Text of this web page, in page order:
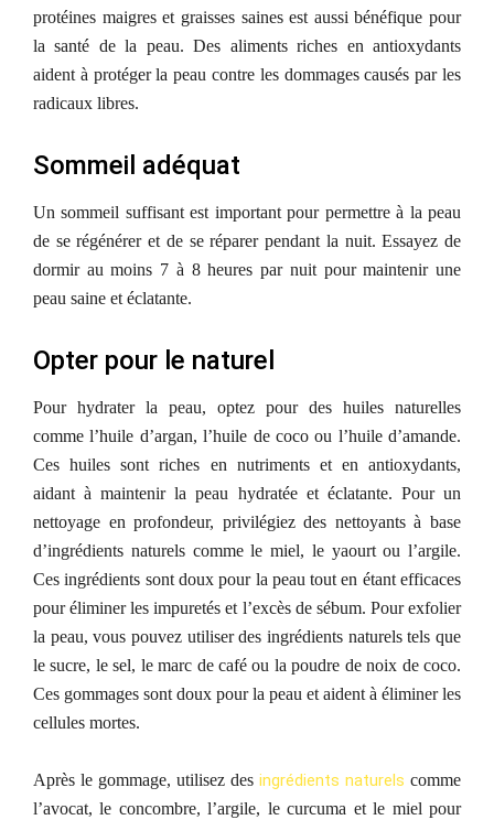
protéines maigres et graisses saines est aussi bénéfique pour
la santé de la peau. Des aliments riches en antioxydants
aident à protéger la peau contre les dommages causés par les
radicaux libres.
Sommeil adéquat
Un sommeil suffisant est important pour permettre à la peau
de se régénérer et de se réparer pendant la nuit. Essayez de
dormir au moins 7 à 8 heures par nuit pour maintenir une
peau saine et éclatante.
Opter pour le naturel
Pour hydrater la peau, optez pour des huiles naturelles
comme l’huile d’argan, l’huile de coco ou l’huile d’amande.
Ces huiles sont riches en nutriments et en antioxydants,
aidant à maintenir la peau hydratée et éclatante. Pour un
nettoyage en profondeur, privilégiez des nettoyants à base
d’ingrédients naturels comme le miel, le yaourt ou l’argile.
Ces ingrédients sont doux pour la peau tout en étant efficaces
pour éliminer les impuretés et l’excès de sébum. Pour exfolier
la peau, vous pouvez utiliserdes ingrédients naturels tels que
le sucre, le sel, le marc de café ou la poudre de noix de coco.
Ces gommages sont doux pour la peau et aident à éliminer les
cellules mortes.
Après le gommage, utilisez des ingrédients naturels comme
l’avocat, le concombre, l’argile, le curcuma et le miel pour